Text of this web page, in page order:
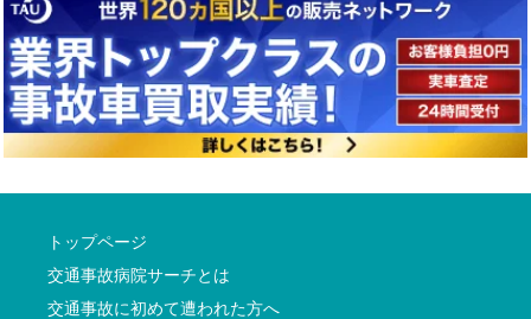
トップページ
交通事故病院サーチとは
交通事故に初めて遭われた方へ